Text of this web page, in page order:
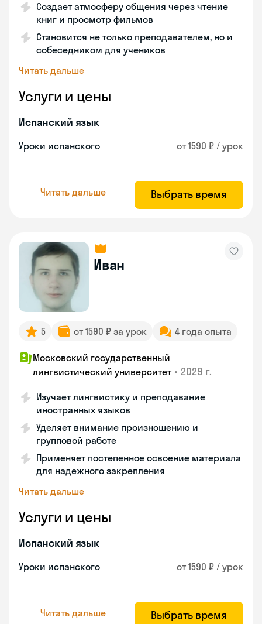
Создает атмосферу общения через чтение
книг и просмотр фильмов
Становится не только преподавателем, но и
собеседником для учеников
Читать дальше
Услуги и цены
Испанский язык
Уроки испанского от 1590 ₽ / урок
Читать дальше Выбрать время
Иван
5 от 1590 ₽ за урок 4 года опыта
Московский государственный
лингвистический университет • 2029 г.
Изучает лингвистику и преподавание
иностранных языков
Уделяет внимание произношению и
групповой работе
Применяет постепенное освоение материала
для надежного закрепления
Читать дальше
Услуги и цены
Испанский язык
Уроки испанского от 1590 ₽ / урок
Читать дальше Выбрать время